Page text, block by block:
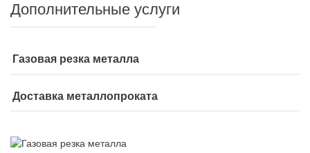
Дополнительные услуги
Газовая резка металла
Доставка металлопроката